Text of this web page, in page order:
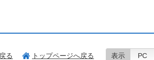
る トップページへ戻る 表示 PC